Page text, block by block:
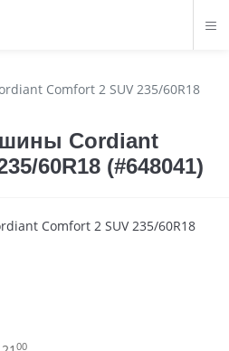
Comfort 2 SUV 235/60R18
Cordiant
60R18 (#648041)
00